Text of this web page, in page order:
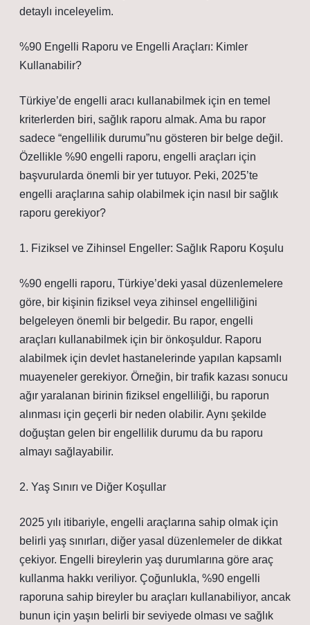
detaylı inceleyelim.
%90 Engelli Raporu ve Engelli Araçları: Kimler
Kullanabilir?
Türkiye’de engelli aracı kullanabilmek için en temel
kriterlerden biri, sağlık raporu almak. Ama bu rapor
sadece “engellilik durumu”nu gösteren bir belge değil.
Özellikle %90 engelli raporu, engelli araçları için
başvurularda önemli bir yer tutuyor. Peki, 2025’te
engelli araçlarına sahip olabilmek için nasıl bir sağlık
raporu gerekiyor?
1. Fiziksel ve Zihinsel Engeller: Sağlık Raporu Koşulu
%90 engelli raporu, Türkiye’deki yasal düzenlemelere
göre, bir kişinin fiziksel veya zihinsel engelliliğini
belgeleyen önemli bir belgedir. Bu rapor, engelli
araçları kullanabilmek için bir önkoşuldur. Raporu
alabilmek için devlet hastanelerinde yapılan kapsamlı
muayeneler gerekiyor. Örneğin, bir trafik kazası sonucu
ağır yaralanan birinin fiziksel engelliliği, bu raporun
alınması için geçerli bir neden olabilir. Aynı şekilde
doğuştan gelen bir engellilik durumu da bu raporu
almayı sağlayabilir.
2. Yaş Sınırı ve Diğer Koşullar
2025 yılı itibariyle, engelli araçlarına sahip olmak için
belirli yaş sınırları, diğer yasal düzenlemeler de dikkat
çekiyor. Engelli bireylerin yaş durumlarına göre araç
kullanma hakkı veriliyor. Çoğunlukla, %90 engelli
raporuna sahip bireyler bu araçları kullanabiliyor, ancak
bunun için yaşın belirli bir seviyede olması ve sağlık